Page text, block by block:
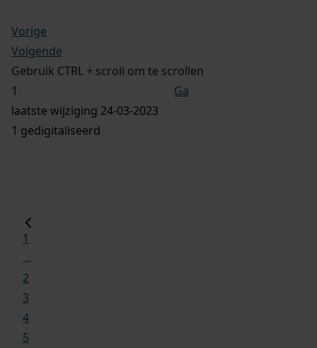
Vorige
Volgende
Gebruik CTRL + scroll om te scrollen
Ga
laatste wijziging 24-03-2023
1 gedigitaliseerd
1
...
2
3
4
5